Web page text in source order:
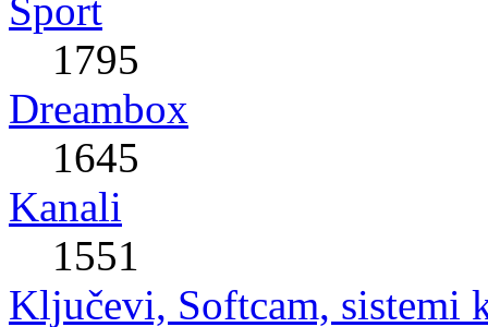
Sport
1795
Dreambox
1645
Kanali
1551
Ključevi, Softcam, sistemi